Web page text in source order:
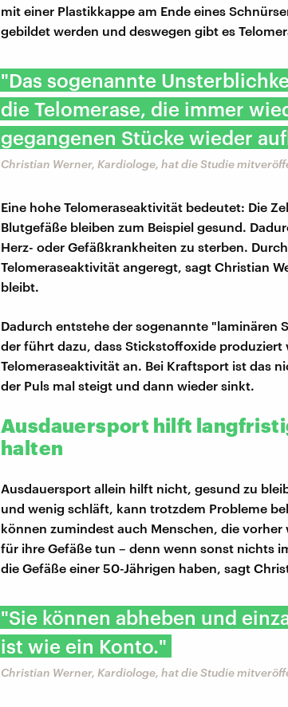
mit einer Plastikkappe am Ende eines
gebildet werden und deswegen gibt es
"Das sogenannte
die Telomerase, die immer
gegangenen Stücke wieder
Christian Werner, Kardiologe, hat die Studie
Eine hohe Telomeraseaktivität bedeutet: Die
Blutgefäße bleiben zum Beispiel gesund.
Herz- oder Gefäßkrankheiten zu sterben.
Telomeraseaktivität angeregt, sagt Christian
bleibt.
Dadurch entstehe der sogenannte "laminären
der führt dazu, dass Stickstoffoxide produziert
Telomeraseaktivität an. Bei Kraftsport ist das
der Puls mal steigt und dann wieder sinkt.
Ausdauersport hilft
halten
Ausdauersport allein hilft nicht, gesund zu
und wenig schläft, kann trotzdem Probleme
können zumindest auch Menschen, die
für ihre Gefäße tun – denn wenn sonst nichts
die Gefäße einer 50-Jährigen haben, sagt
"Sie können abheben und
ist wie ein Konto."
Christian Werner, Kardiologe, hat die Studie